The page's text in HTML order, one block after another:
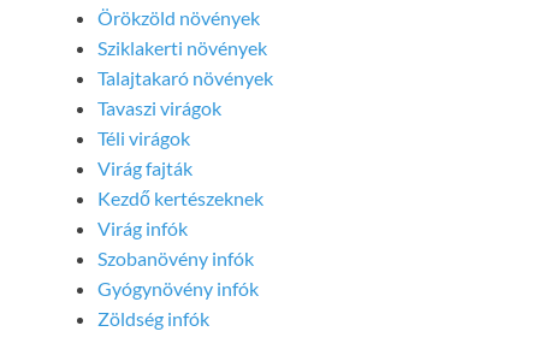
Örökzöld növények
Sziklakerti növények
Talajtakaró növények
Tavaszi virágok
Téli virágok
Virág fajták
Kezdő kertészeknek
Virág infók
Szobanövény infók
Gyógynövény infók
Zöldség infók